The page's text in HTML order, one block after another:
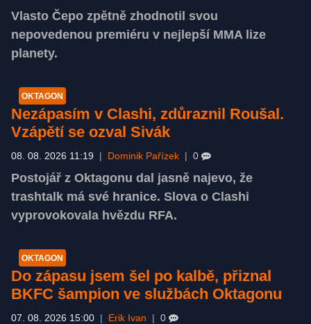
Vlasto Čepo zpětně zhodnotil svou
nepovedenou premiéru v nejlepší MMA lize
planety.
OKTAGON
Nezápasím v Clashi, zdůraznil Roušal.
Vzápětí se ozval Sivák
08. 08. 2026 11:19 | Dominik Pařízek | 0
Postojář z Oktagonu dal jasně najevo, že
trashtalk má své hranice. Slova o Clashi
vyprovokovala hvězdu RFA.
OKTAGON
Do zápasu jsem šel po kalbě, přiznal
BKFC šampion ve službách Oktagonu
07. 08. 2026 15:00 | Erik Ivan | 0